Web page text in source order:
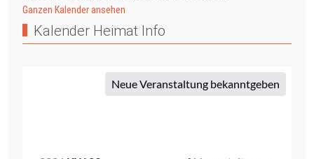
Ganzen Kalender ansehen
Kalender Heimat Info